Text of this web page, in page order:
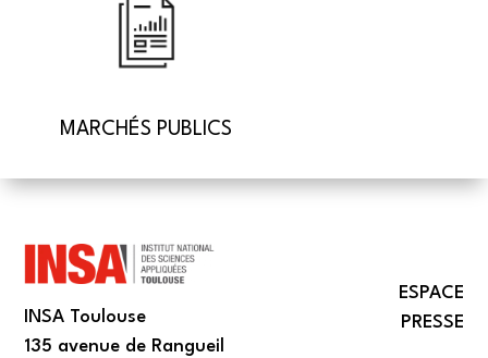
MARCHÉS PUBLICS
INSA Toulouse
135 avenue de Rangueil
ESPACE
PRESSE